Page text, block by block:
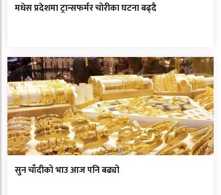
मधेस प्रदेशमा ट्रान्सफर्मर चोरीका घटना बढ्दै
सुन चाँदीको भाउ आज पनि बढ्यो